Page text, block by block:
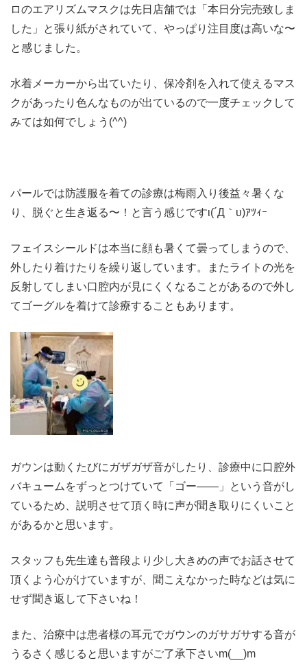
ロのエアリズムマスクは先日店舗では「本日分完売致しま
した」と張り紙がされていて、やっぱり注目度は高いな〜
と感じました。
水着メーカーから出ていたり、保冷剤を入れて使えるマス
クがあったり色んなものが出ているので一度チェックして
みては如何でしょう(^^)
パールでは防護服を着ての診療は梅雨入り後益々暑くな
り、脱ぐと生き返る〜！と言う感じですι(´Д｀υ)ｱﾂｨｰ
フェイスシールドは本当に顔も暑くて曇ってしまうので、
外したり着けたりを繰り返しています。またライトの光を
反射してしまい口腔内が見にくくなることがあるので外し
てゴーグルを着けて診療することもあります。
ガウンは動くたびにガザガザ音がしたり、診療中に口腔外
バキュームをずっとつけていて「ゴー――」という音がし
ているため、説明させて頂く時に声が聞き取りにくいこと
があるかと思います。
スタッフも先生達も普段より少し大きめの声でお話させて
頂くよう心がけていますが、聞こえなかった時などは気に
せず聞き返して下さいね！
また、治療中は患者様の耳元でガウンのガサガサする音が
うるさく感じると思いますがご了承下さいm(__)m